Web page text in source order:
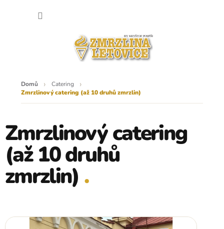
Domů
Catering
Zmrzlinový catering (až 10 druhů zmrzlin)
Zmrzlinový catering
(až 10 druhů
zmrzlin)